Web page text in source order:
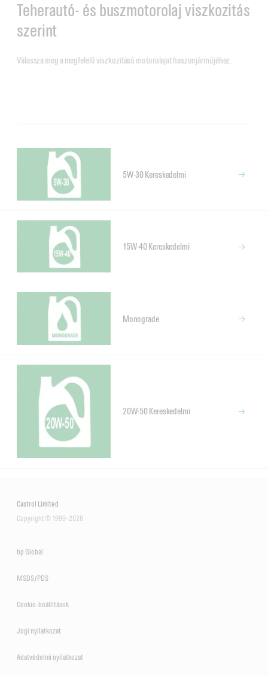
Teherautó- és buszmotorolaj viszkozitás
szerint
Válassza meg a megfelelő viszkozitású motorolajat haszonjárműjéhez.
5W-30 Kereskedelmi
15W-40 Kereskedelmi
Monograde
20W-50 Kereskedelmi
Castrol Limited
Copyright © 1999–2026
bp Global
MSDS/PDS
Cookie-beállítások
Jogi nyilatkozat
Adatvédelmi nyilatkozat